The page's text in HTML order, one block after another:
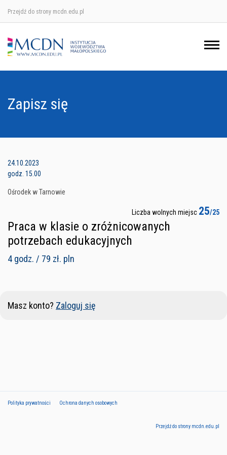
Przejdź do strony mcdn.edu.pl
Zapisz się
24.10.2023
godz. 15.00
Ośrodek w Tarnowie
Liczba wolnych miejsc 25/25
Praca w klasie o zróżnicowanych
potrzebach edukacyjnych
4 godz. / 79 zł. pln
Masz konto? Zaloguj się
Polityka prywatności Ochrona danych osobowych
Przejdź do strony mcdn.edu.pl
Ośrodek w Krakowie
Ośrodek w Nowym Sączu
Ośrodek w Tarnowie